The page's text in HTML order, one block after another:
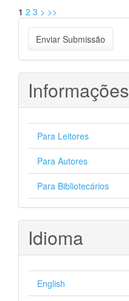
1 2 3 > >>
Enviar
Submissão
Enviar Submissão
Informações
Para Leitores
Para Autores
Para Bibliotecários
Idioma
English